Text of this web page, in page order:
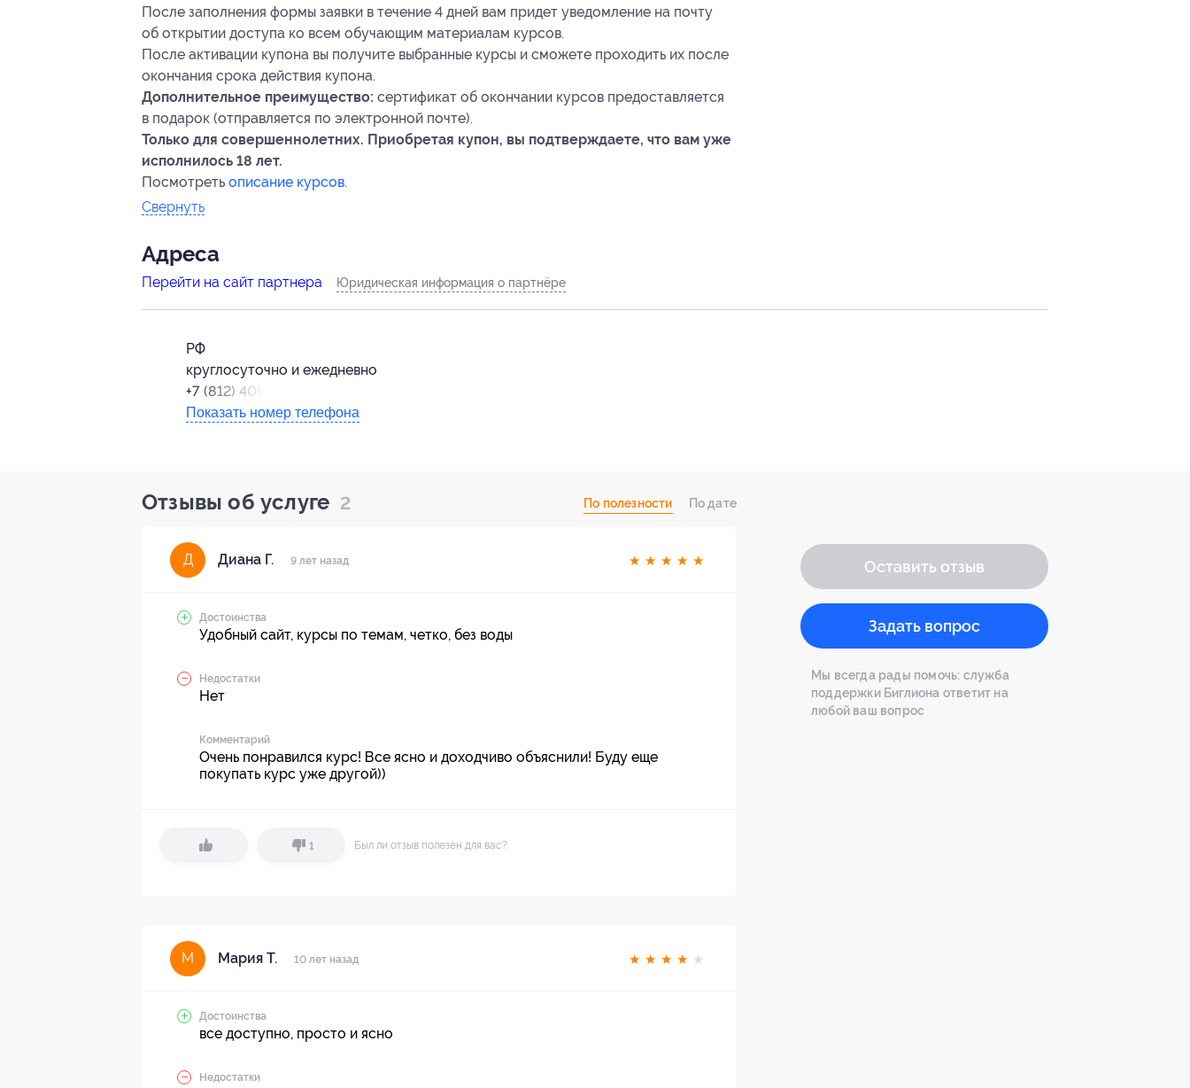
После заполнения формы заявки в течение 4 дней вам придет уведомление на почту
об открытии доступа ко всем обучающим материалам курсов.
После активации купона вы получите выбранные курсы и сможете проходить их после
окончания срока действия купона.
Дополнительное преимущество: сертификат об окончании курсов предоставляется
в подарок (отправляется по электронной почте).
Только для совершеннолетних. Приобретая купон, вы подтверждаете, что вам уже
исполнилось 18 лет.
Посмотреть описание курсов.
Свернуть
Адресa
Перейти на сайт партнера Юридическая информация о партнёре
РФ
круглосуточно и ежедневно
+7 (812) 409-35-17
Показать номер телефона
Отзывы об услуге 2 По полезности По дате
Д Диана Г. 9 лет назад ★ ★ ★ ★ ★
Достоинства
Удобный сайт, курсы по темам, четко, без воды
Недостатки
Нет
Комментарий
Очень понравился курс! Все ясно и доходчиво объяснили! Буду еще
покупать курс уже другой))
1 Был ли отзыв полезен для вас?
М Мария Т. 10 лет назад ★ ★ ★ ★ ★
Достоинства
все доступно, просто и ясно
Недостатки
Оставить отзыв
Задать вопрос
Мы всегда рады помочь: служба
поддержки Биглиона ответит на
любой ваш вопрос